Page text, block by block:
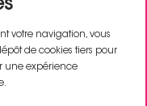
votre navigation, vous
de cookies tiers pour
une expérience